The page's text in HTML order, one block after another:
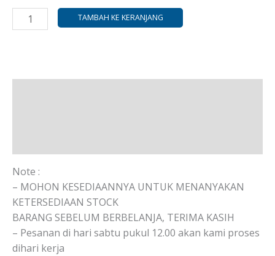
TAMBAH KE KERANJANG
Note :
– MOHON KESEDIAANNYA UNTUK MENANYAKAN
KETERSEDIAAN STOCK
BARANG SEBELUM BERBELANJA, TERIMA KASIH
– Pesanan di hari sabtu pukul 12.00 akan kami proses
dihari kerja